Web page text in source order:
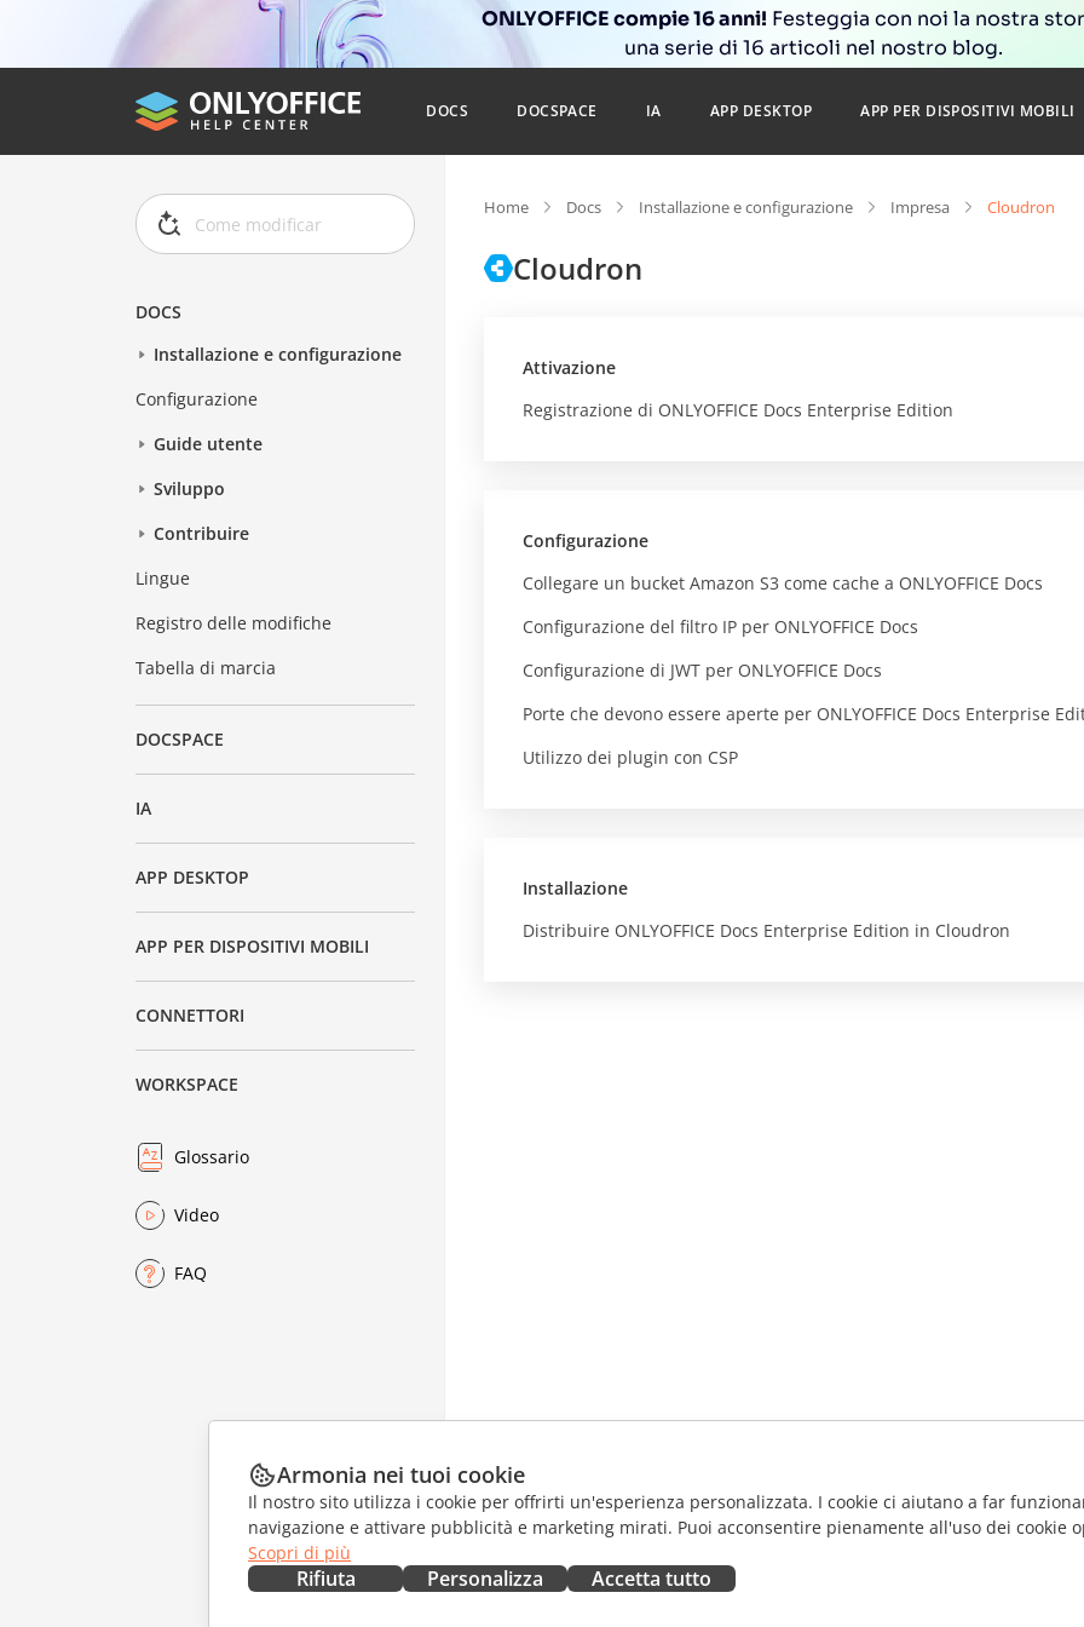
ONLYOFFICE compie 16 anni! Festeggia con noi la nostra
una serie di 16 articoli nel nostro blog.
DOCS DOCSPACE IA APP DESKTOP APP PER DISPOSITIVI MOBILI
DOCS
Installazione e configurazione
Configurazione
Guide utente
Sviluppo
Contribuire
Lingue
Registro delle modifiche
Tabella di marcia
DOCSPACE
IA
APP DESKTOP
APP PER DISPOSITIVI MOBILI
CONNETTORI
WORKSPACE
Glossario
Video
FAQ
Home Docs Installazione e configurazione Impresa Cloudron
Cloudron
Attivazione
Registrazione di ONLYOFFICE Docs Enterprise Edition
Configurazione
Collegare un bucket Amazon S3 come cache a ONLYOFFICE Docs
Configurazione del filtro IP per ONLYOFFICE Docs
Configurazione di JWT per ONLYOFFICE Docs
Porte che devono essere aperte per ONLYOFFICE Docs Enterprise
Utilizzo dei plugin con CSP
Installazione
Distribuire ONLYOFFICE Docs Enterprise Edition in Cloudron
Armonia nei tuoi cookie
Il nostro sito utilizza i cookie per offrirti un'esperienza personalizzata. I cookie ci aiutano a far
navigazione e attivare pubblicità e marketing mirati. Puoi acconsentire pienamente all'uso dei cookie
Scopri di più
Rifiuta Personalizza Accetta tutto